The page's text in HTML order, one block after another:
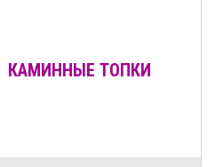
КАМИННЫЕ ТОПКИ